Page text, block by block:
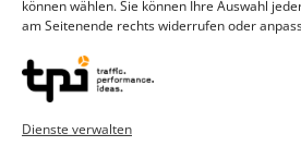
können wählen. Sie können Ihre Auswahl
am Seitenende rechts widerrufen oder
Dienste verwalten
Telefonnummer